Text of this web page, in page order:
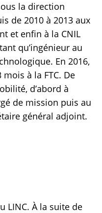
la direction
de 2010 à 2013 aux
et enfin à la CNIL
qu’ingénieur au
En 2016,
à la FTC. De
d’abord à
de mission puis au
général adjoint.
LINC. À la suite de